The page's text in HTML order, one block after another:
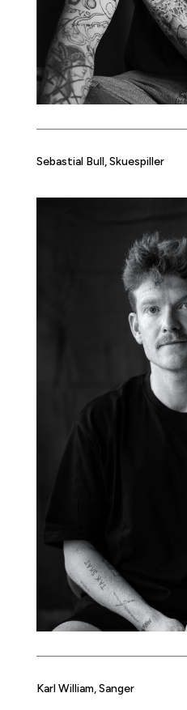
Sebastial Bull, Skuespiller
Karl William, Sanger